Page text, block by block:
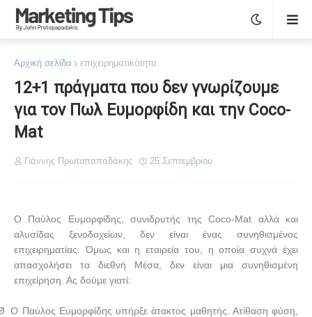
Αρχική σελίδα επιχειρηματικότητα
12+1 πράγματα που δεν γνωρίζουμε
για τον Πωλ Ευμορφίδη και την Coco-
Mat
Γιάννης Πρωτοπαπαδάκης 25 Σεπτεμβρίου
Ο Παύλος Ευμορφίδης, συνιδρυτής τηςCoco-Mat
αλλά και
αλυσίδας ξενοδοχείων, δεν είναι ένας συνηθισμένος
επιχειρηματίας. Όμως και η εταιρεία του, η οποία συχνά έχει
απασχολήσει τα διεθνή Μέσα, δεν είναι μια συνηθισμένη
επιχείρηση. Ας δούμε γιατί:
O Παύλος Ευμορφίδης υπήρξε άτακτος μαθητής. Ατίθαση φύση,